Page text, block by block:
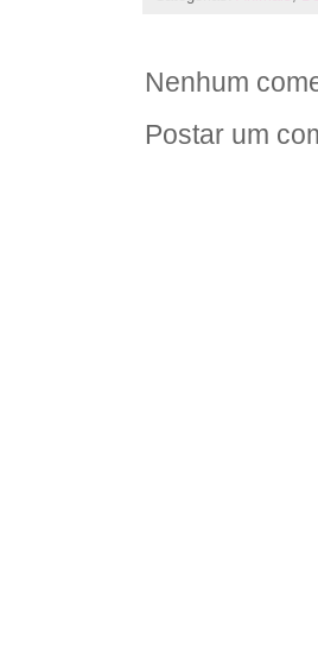
Nenhum
Postar um